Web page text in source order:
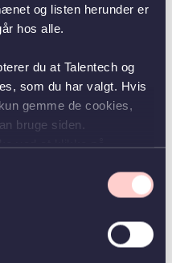
og listen herunder er
hos alle.
du at Talentech og
som du har valgt. Hvis
gemme de cookies,
bruge siden.